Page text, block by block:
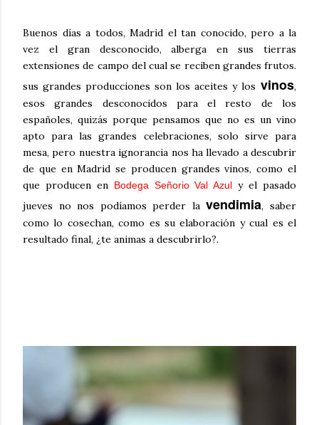
Buenos días a todos, Madrid el tan conocido, pero a la
vez el gran desconocido, alberga en sus tierras
extensiones de campo del cual se reciben grandes frutos.
sus grandes producciones son los aceites y los vinos,
esos grandes desconocidos para el resto de los
españoles, quizás porque pensamos que no es un vino
apto para las grandes celebraciones, solo sirve para
mesa, pero nuestra ignorancia nos ha llevado a descubrir
de que en Madrid se producen grandes vinos, como el
que producen en Bodega Señorio Val Azul y el pasado
jueves no nos podíamos perder lavendimia, saber
como lo cosechan, como es su elaboración y cual es el
resultado final, ¿te animas a descubrirlo?.